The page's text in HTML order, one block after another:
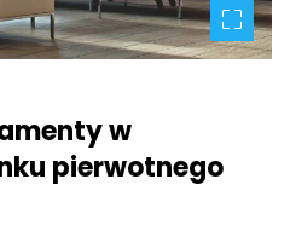
w
pierwotnego